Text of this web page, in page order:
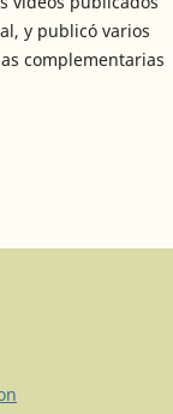
y publicó varios
complementarias